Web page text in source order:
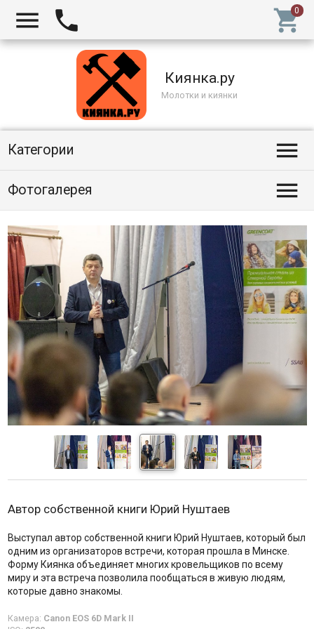
  
Киянка.ру
Молотки и киянки
Категории 
Фотогалерея 
Автор собственной книги Юрий Нуштаев
Выступал автор собственной книги Юрий Нуштаев, который был
одним из организаторов встречи, которая прошла в Минске.
Форму Киянка объединяет многих кровельщиков по всему
миру и эта встреча позволила пообщаться в живую людям,
которые давно знакомы.
Камера: Canon EOS 6D Mark II